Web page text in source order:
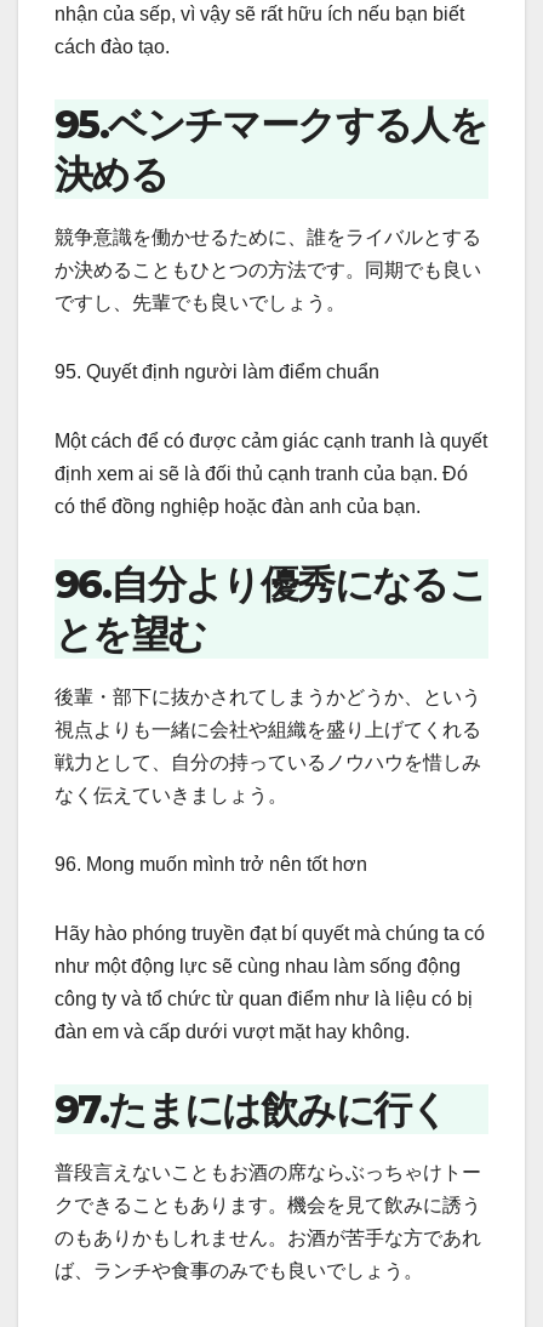
nhận của sếp, vì vậy sẽ rất hữu ích nếu bạn biết
cách đào tạo.
95.ベンチマークする人を
決める
競争意識を働かせるために、誰をライバルとする
か決めることもひとつの方法です。同期でも良い
ですし、先輩でも良いでしょう。
95. Quyết định người làm điểm chuẩn
Một cách để có được cảm giác cạnh tranh là quyết
định xem ai sẽ là đối thủ cạnh tranh của bạn. Đó
có thể đồng nghiệp hoặc đàn anh của bạn.
96.自分より優秀になるこ
とを望む
後輩・部下に抜かされてしまうかどうか、という
視点よりも一緒に会社や組織を盛り上げてくれる
戦力として、自分の持っているノウハウを惜しみ
なく伝えていきましょう。
96. Mong muốn mình trở nên tốt hơn
Hãy hào phóng truyền đạt bí quyết mà chúng ta có
như một động lực sẽ cùng nhau làm sống động
công ty và tổ chức từ quan điểm như là liệu có bị
đàn em và cấp dưới vượt mặt hay không.
97.たまには飲みに行く
普段言えないこともお酒の席ならぶっちゃけトー
クできることもあります。機会を見て飲みに誘う
のもありかもしれません。お酒が苦手な方であれ
ば、ランチや食事のみでも良いでしょう。